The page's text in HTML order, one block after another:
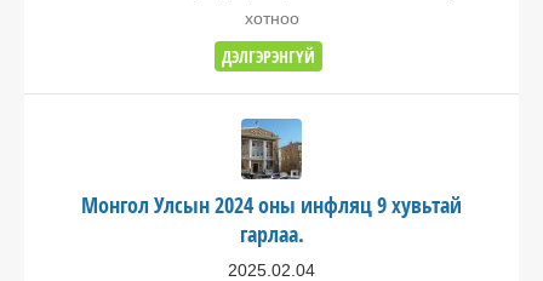
хотноо
ДЭЛГЭРЭНГҮЙ
Монгол Улсын 2024 оны инфляц 9 хувьтай
гарлаа.
2025.02.04